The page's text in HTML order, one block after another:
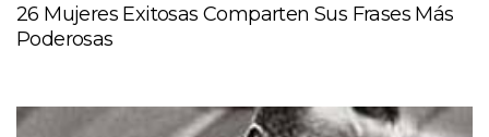
26 Mujeres Exitosas Comparten Sus Frases Más
Poderosas